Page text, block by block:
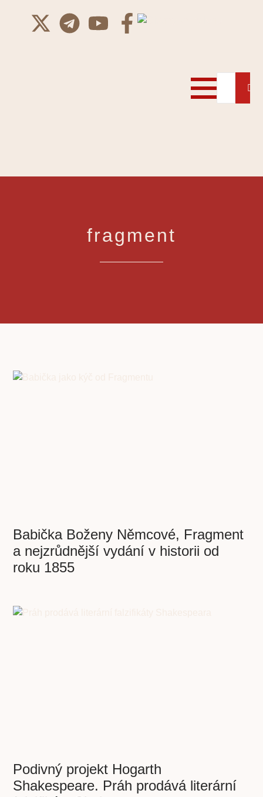
fragment
Babička Boženy Němcové, Fragment
a nejzrůdnější vydání v historii od
roku 1855
Podivný projekt Hogarth
Shakespeare. Práh prodává literární